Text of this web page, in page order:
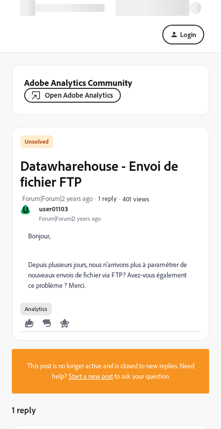
Login
Adobe Analytics Community
Open Adobe Analytics
U user01103
Forum|Forum|2 years ago
Datawharehouse - Envoi de
fichier FTP
Forum|Forum|2 years ago 1 reply 401 views
Bonjour,
Depuis plusieurs jours, nous n'arrivons plus à paramétrer de
nouveaux envois de fichier via FTP? Avez-vous également
ce problème ? Merci.
Analytics
This post is no longer active and is closed to new replies. Need
help?Start a new postto ask your question.
1 reply